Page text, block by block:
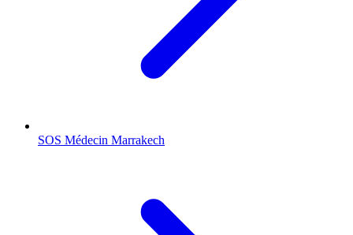
SOS Médecin Marrakech